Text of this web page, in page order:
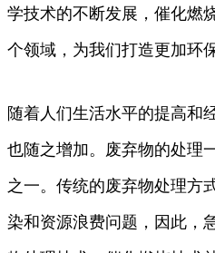
学技术的不断发展，催化燃
个领域，为我们打造更加环
随着人们生活水平的提高和
也随之增加。废弃物的处理
之一。传统的废弃物处理方
染和资源浪费问题，因此，